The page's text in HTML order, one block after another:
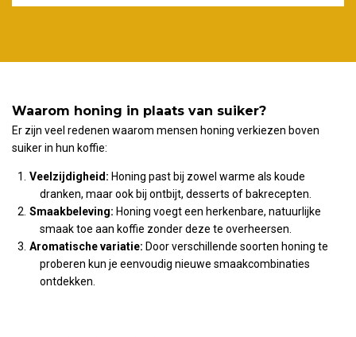
Waarom honing in plaats van suiker?
Er zijn veel redenen waarom mensen honing verkiezen boven
suiker in hun koffie:
Veelzijdigheid: Honing past bij zowel warme als koude
dranken, maar ook bij ontbijt, desserts of bakrecepten.
Smaakbeleving: Honing voegt een herkenbare, natuurlijke
smaak toe aan koffie zonder deze te overheersen.
Aromatische variatie: Door verschillende soorten honing te
proberen kun je eenvoudig nieuwe smaakcombinaties
ontdekken.